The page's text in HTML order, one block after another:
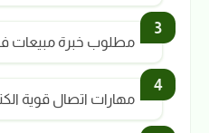
مطلوب خبرة مبيعات
مهارات اتصال قوية